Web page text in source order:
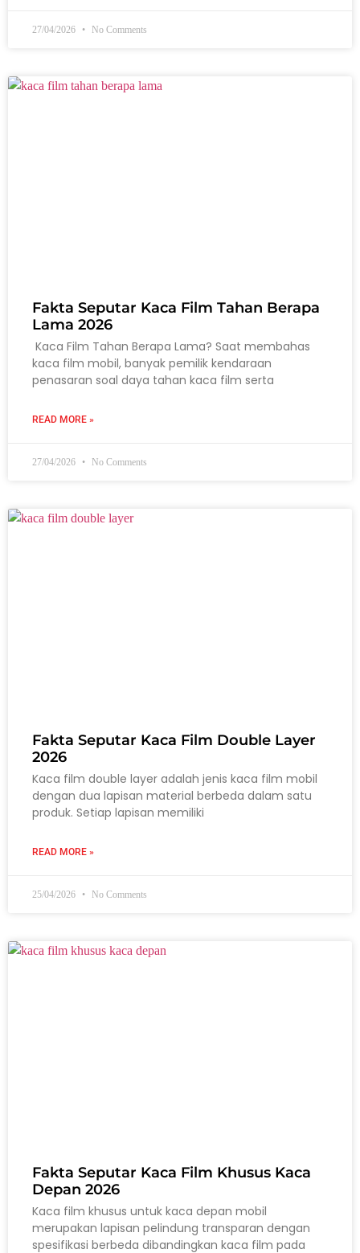
27/04/2026 No Comments
Fakta Seputar Kaca Film Tahan Berapa
Lama 2026
Kaca Film Tahan Berapa Lama? Saat membahas
kaca film mobil, banyak pemilik kendaraan
penasaran soal daya tahan kaca film serta
READ MORE »
27/04/2026 No Comments
Fakta Seputar Kaca Film Double Layer
2026
Kaca film double layer adalah jenis kaca film mobil
dengan dua lapisan material berbeda dalam satu
produk. Setiap lapisan memiliki
READ MORE »
25/04/2026 No Comments
Fakta Seputar Kaca Film Khusus Kaca
Depan 2026
Kaca film khusus untuk kaca depan mobil
merupakan lapisan pelindung transparan dengan
spesifikasi berbeda dibandingkan kaca film pada